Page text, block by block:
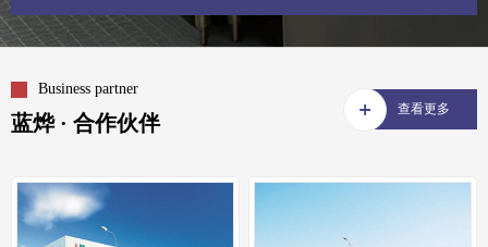
Business partner
蓝烨 · 合作伙伴
查看更多